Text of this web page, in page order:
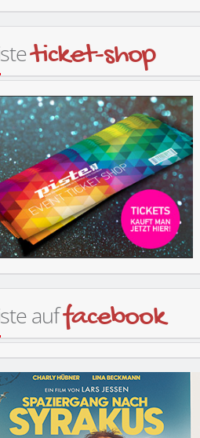
ticket-shop
auffacebook